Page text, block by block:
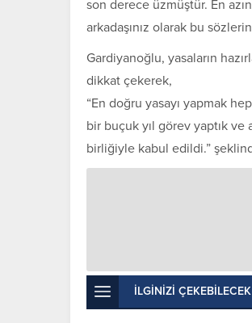
son derece üzmüştür. En
arkadaşınız olarak bu
Gardiyanoğlu, yasaların
dikkat çekerek,
“En doğru yasayı yapmak
bir buçuk yıl görev yaptık ve
birliğiyle kabul edildi.”
İLGİNİZİ